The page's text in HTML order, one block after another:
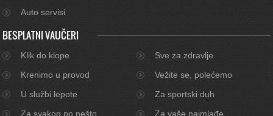
Auto servisi
BESPLATNI VAUČERI
Klik do klope
Sve za zdravlje
Krenimo u provod
Vežite se, polećemo
U službi lepote
Za sportski duh
Za svakog po nešto
Za vaše najmlađe